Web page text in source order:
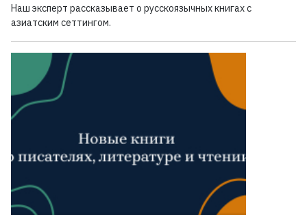
Наш эксперт рассказывает о русскоязычных книгах с
азиатским сеттингом.